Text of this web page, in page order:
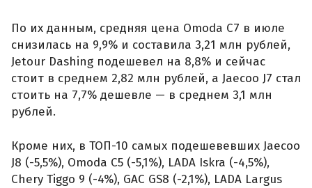
По их данным, средняя цена Omoda C7 в июле
снизилась на 9,9% и составила 3,21 млн рублей,
Jetour Dashing подешевел на 8,8% и сейчас
стоит в среднем 2,82 млн рублей, а Jaecoo J7 стал
стоить на 7,7% дешевле — в среднем 3,1 млн
рублей.
Кроме них, в ТОП-10 самых подешевевших Jaecoo
J8 (-5,5%), Omoda C5 (-5,1%), LADA Iskra (-4,5%),
Chery Tiggo 9 (-4%), GAC GS8 (-2,1%), LADA Largus